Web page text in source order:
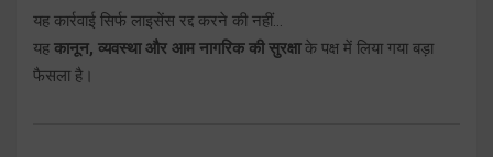
यह कार्रवाई सिर्फ लाइसेंस रद्द करने की नहीं…
यह कानून, व्यवस्था और आम नागरिक की सुरक्षाके पक्ष में लिया गया बड़ा
फैसला है।